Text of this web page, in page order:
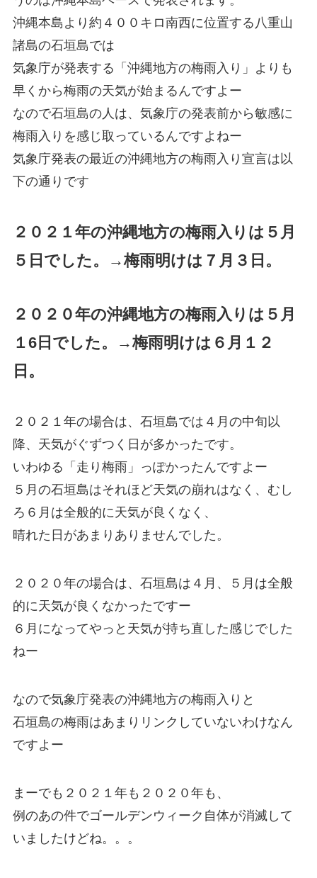
沖縄本島より約４００キロ南西に位置する八重山
諸島の石垣島では
気象庁が発表する「沖縄地方の梅雨入り」よりも
早くから梅雨の天気が始まるんですよー
なので石垣島の人は、気象庁の発表前から敏感に
梅雨入りを感じ取っているんですよねー
気象庁発表の最近の沖縄地方の梅雨入り宣言は以
下の通りです
２０２１年の沖縄地方の梅雨入りは５月
５日でした。→梅雨明けは７月３日。
２０２０年の沖縄地方の梅雨入りは５月
１6日でした。→梅雨明けは６月１２
日。
２０２１年の場合は、石垣島では４月の中旬以
降、天気がぐずつく日が多かったです。
いわゆる「走り梅雨」っぽかったんですよー
５月の石垣島はそれほど天気の崩れはなく、むし
ろ６月は全般的に天気が良くなく、
晴れた日があまりありませんでした。
２０２０年の場合は、石垣島は４月、５月は全般
的に天気が良くなかったですー
６月になってやっと天気が持ち直した感じでした
ねー
なので気象庁発表の沖縄地方の梅雨入りと
石垣島の梅雨はあまりリンクしていないわけなん
ですよー
まーでも２０２１年も２０２０年も、
例のあの件でゴールデンウィーク自体が消滅して
いましたけどね。。。